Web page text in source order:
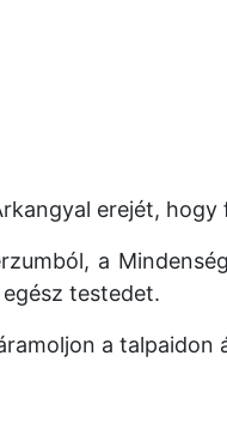
erejét,
a
testedet.
a talpaidon